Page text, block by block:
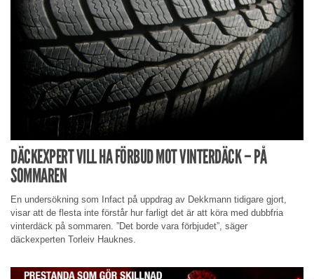
DÄCKEXPERT VILL HA FÖRBUD MOT VINTERDÄCK – PÅ
SOMMAREN
En undersökning som Infact på uppdrag av Dekkmann tidigare gjort,
visar att de flesta inte förstår hur farligt det är att köra med dubbfria
vinterdäck på sommaren. ”Det borde vara förbjudet”, säger
däckexperten Torleiv Hauknes.